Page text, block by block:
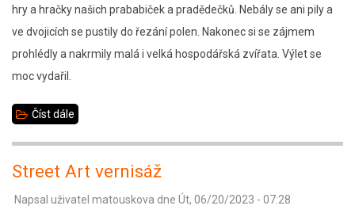
hry a hračky našich prababiček a pradědečků. Nebály se ani pily a
ve dvojicích se pustily do řezání polen. Nakonec si se zájmem
prohlédly a nakrmily malá i velká hospodářská zvířata. Výlet se
moc vydařil.
Číst dále
-
Zašovice
Street Art vernisáž
Napsal uživatel matouskova dne Út, 06/20/2023 - 07:28